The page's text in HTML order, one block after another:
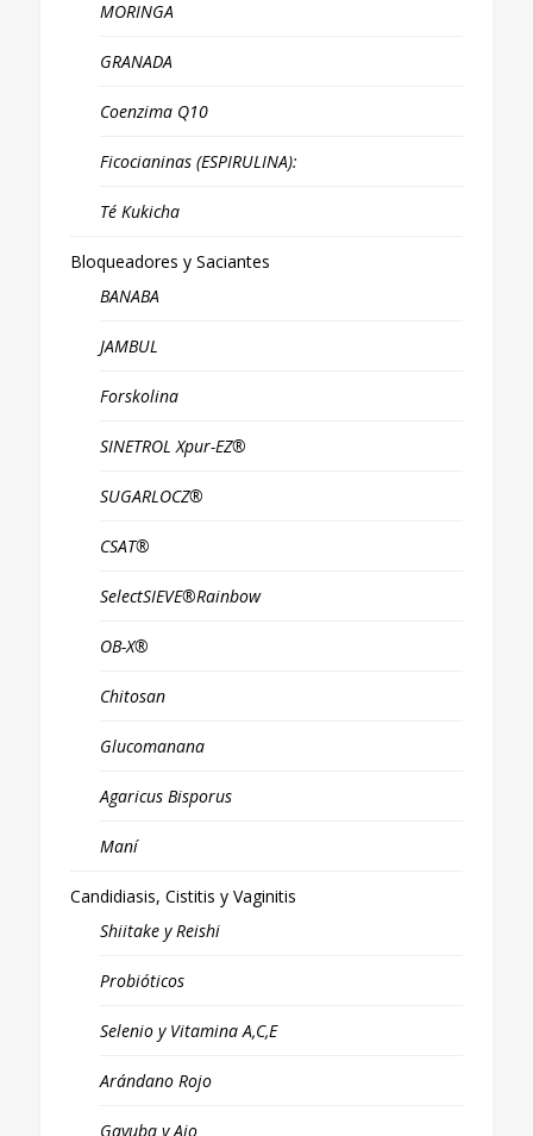
MORINGA
GRANADA
Coenzima Q10
Ficocianinas (ESPIRULINA):
Té Kukicha
Bloqueadores y Saciantes
BANABA
JAMBUL
Forskolina
SINETROL Xpur-EZ®
SUGARLOCZ®
CSAT®
SelectSIEVE®Rainbow
OB-X®
Chitosan
Glucomanana
Agaricus Bisporus
Maní
Candidiasis, Cistitis y Vaginitis
Shiitake y Reishi
Probióticos
Selenio y Vitamina A,C,E
Arándano Rojo
Gayuba y Ajo